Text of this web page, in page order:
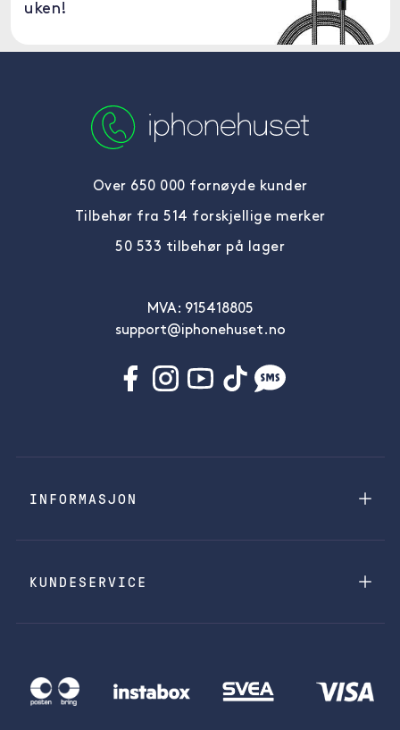
uken!
Over 650 000 fornøyde kunder
Tilbehør fra 514 forskjellige merker
50 533 tilbehør på lager
MVA: 915418805
support@iphonehuset.no
INFORMASJON
KUNDESERVICE